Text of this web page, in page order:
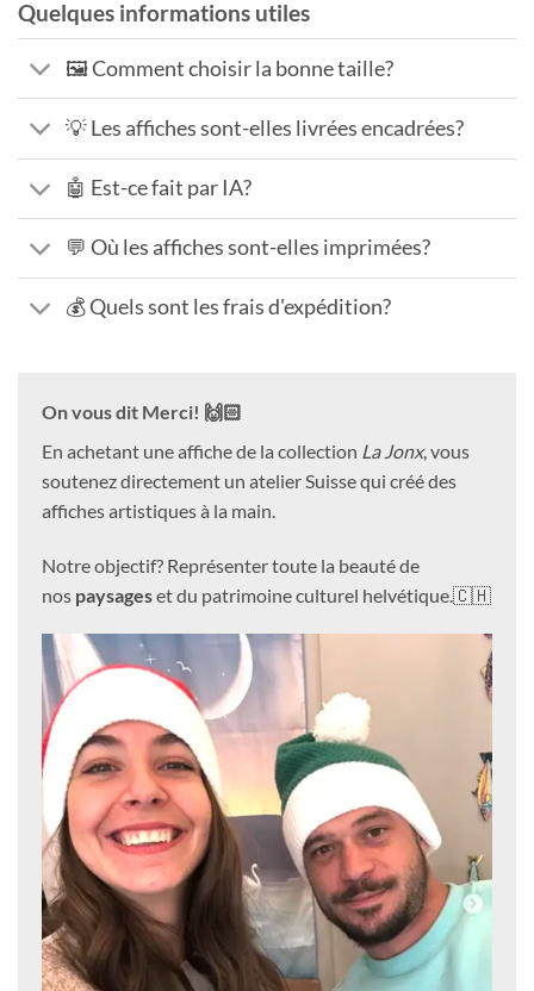
Quelques informations utiles
🖼️ Comment choisir la bonne taille?
💡 Les affiches sont-elles livrées encadrées?
🤖 Est-ce fait par IA?
💬 Où les affiches sont-elles imprimées?
💰 Quels sont les frais d'expédition?
On vous dit Merci! 🙌🏻
En achetant une affiche de la collection La Jonx, vous
soutenez directement un atelier Suisse qui créé des
affiches artistiques à la main.
Notre objectif? Représenter toute la beauté de
nos paysageset du patrimoine culturel helvétique.🇨🇭